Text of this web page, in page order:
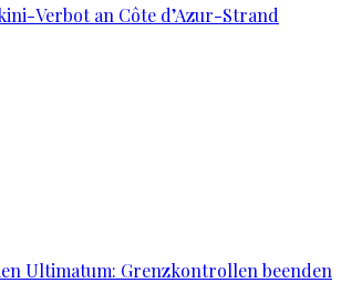
Verbot an Côte d’Azur-Strand
Ultimatum: Grenzkontrollen beenden